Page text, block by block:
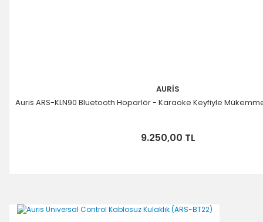
AURİS
Auris ARS-KLN90 Bluetooth Hoparlör - Karaoke Keyfiyle
9.250,00 TL